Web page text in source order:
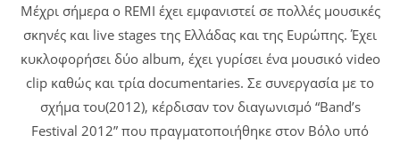
Μέχρι σήμερα ο REMI έχει εμφανιστεί σε πολλές μουσικές
σκηνές και live stages της Ελλάδας και της Ευρώπης. Έχει
κυκλοφορήσει δύο album, έχει γυρίσει ένα μουσικό video
clip καθώς και τρία documentaries. Σε συνεργασία με το
σχήμα του(2012), κέρδισαν τον διαγωνισμό “Band’s
Festival 2012” που πραγματοποιήθηκε στον Βόλο υπό